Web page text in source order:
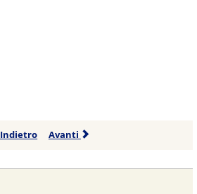
Indietro Avanti